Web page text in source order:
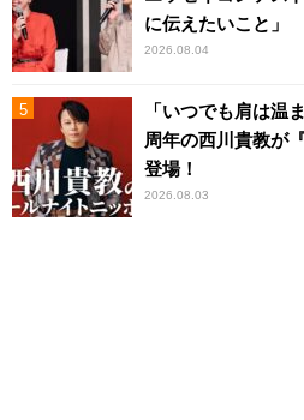
に伝えたいこと」
2026.08.04
「いつでも肩は温
周年の西川貴教が
登場！
2026.08.03